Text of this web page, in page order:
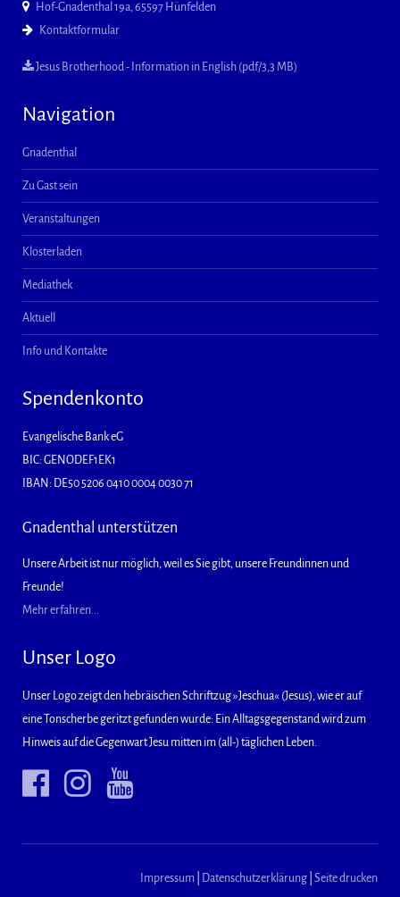
Hof-Gnadenthal 19a, 65597 Hünfelden
Kontaktformular
Jesus Brotherhood - Information in English (pdf/3,3 MB)
Navigation
Gnadenthal
Zu Gast sein
Veranstaltungen
Klosterladen
Mediathek
Aktuell
Info und Kontakte
Spendenkonto
Evangelische Bank eG
BIC: GENODEF1EK1
IBAN: DE50 5206 0410 0004 0030 71
Gnadenthal unterstützen
Unsere Arbeit ist nur möglich, weil es Sie gibt, unsere Freundinnen und
Freunde!
Mehr erfahren...
Unser Logo
Unser Logo zeigt den hebräischen Schriftzug »Jeschua« (Jesus), wie er auf
eine Tonscherbe geritzt gefunden wurde: Ein Alltagsgegenstand wird zum
Hinweis auf die Gegenwart Jesu mitten im (all-) täglichen Leben.
Impressum Datenschutzerklärung Seite drucken